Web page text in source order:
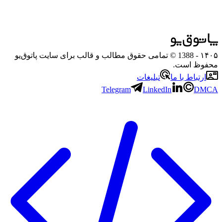
۱۴۰۵
- 1388 © تمامی حقوق مطالب و قالب برای سایت پاتوق‌یو
محفوظ است.
ارتباط با ما
تبلیغات
Telegram
LinkedIn DMCA